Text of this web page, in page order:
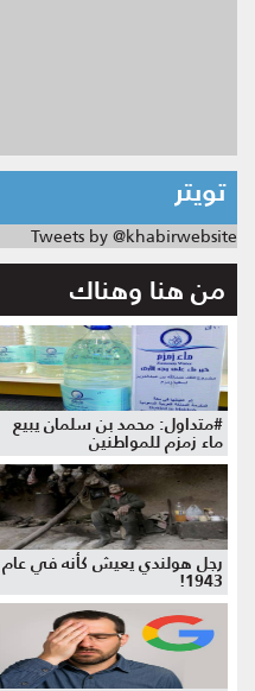
تويتر
Tweets by @khabirwebsite
من هنا وهناك
#متداول: محمد بن سلمان يبيع
ماء زمزم للمواطنين
رجل هولندي يعيش كأنه في عام
1943!